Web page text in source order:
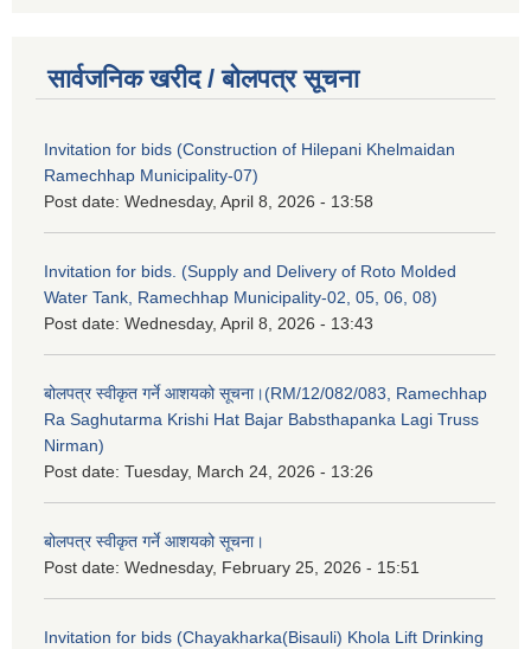
सार्वजनिक खरीद / बोलपत्र सूचना
Invitation for bids (Construction of Hilepani Khelmaidan
Ramechhap Municipality-07)
Post date: Wednesday, April 8, 2026 - 13:58
Invitation for bids. (Supply and Delivery of Roto Molded
Water Tank, Ramechhap Municipality-02, 05, 06, 08)
Post date: Wednesday, April 8, 2026 - 13:43
बोलपत्र स्वीकृत गर्ने आशयको सूचना।(RM/12/082/083, Ramechhap
Ra Saghutarma Krishi Hat Bajar Babsthapanka Lagi Truss
Nirman)
Post date: Tuesday, March 24, 2026 - 13:26
बोलपत्र स्वीकृत गर्ने आशयको सूचना।
Post date: Wednesday, February 25, 2026 - 15:51
Invitation for bids (Chayakharka(Bisauli) Khola Lift Drinking